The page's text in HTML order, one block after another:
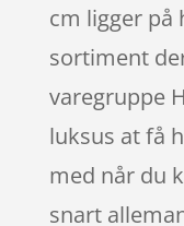
cm ligger på
sortiment
varegruppe
luksus at få
med når du
snart